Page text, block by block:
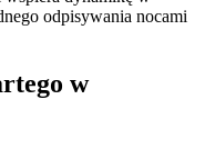
odpisywania nocami
w